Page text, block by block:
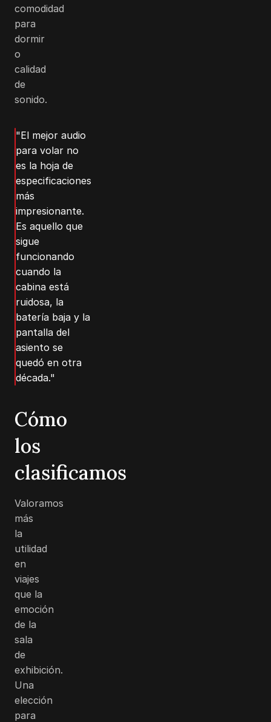
comodidad
para
dormir
o
calidad
de
sonido.
"El mejor audio
para volar no
es la hoja de
especificaciones
más
impresionante.
Es aquello que
sigue
funcionando
cuando la
cabina está
ruidosa, la
batería baja y la
pantalla del
asiento se
quedó en otra
década."
Cómo
los
clasificamos
Valoramos
más
la
utilidad
en
viajes
que la
emoción
de la
sala
de
exhibición.
Una
elección
para